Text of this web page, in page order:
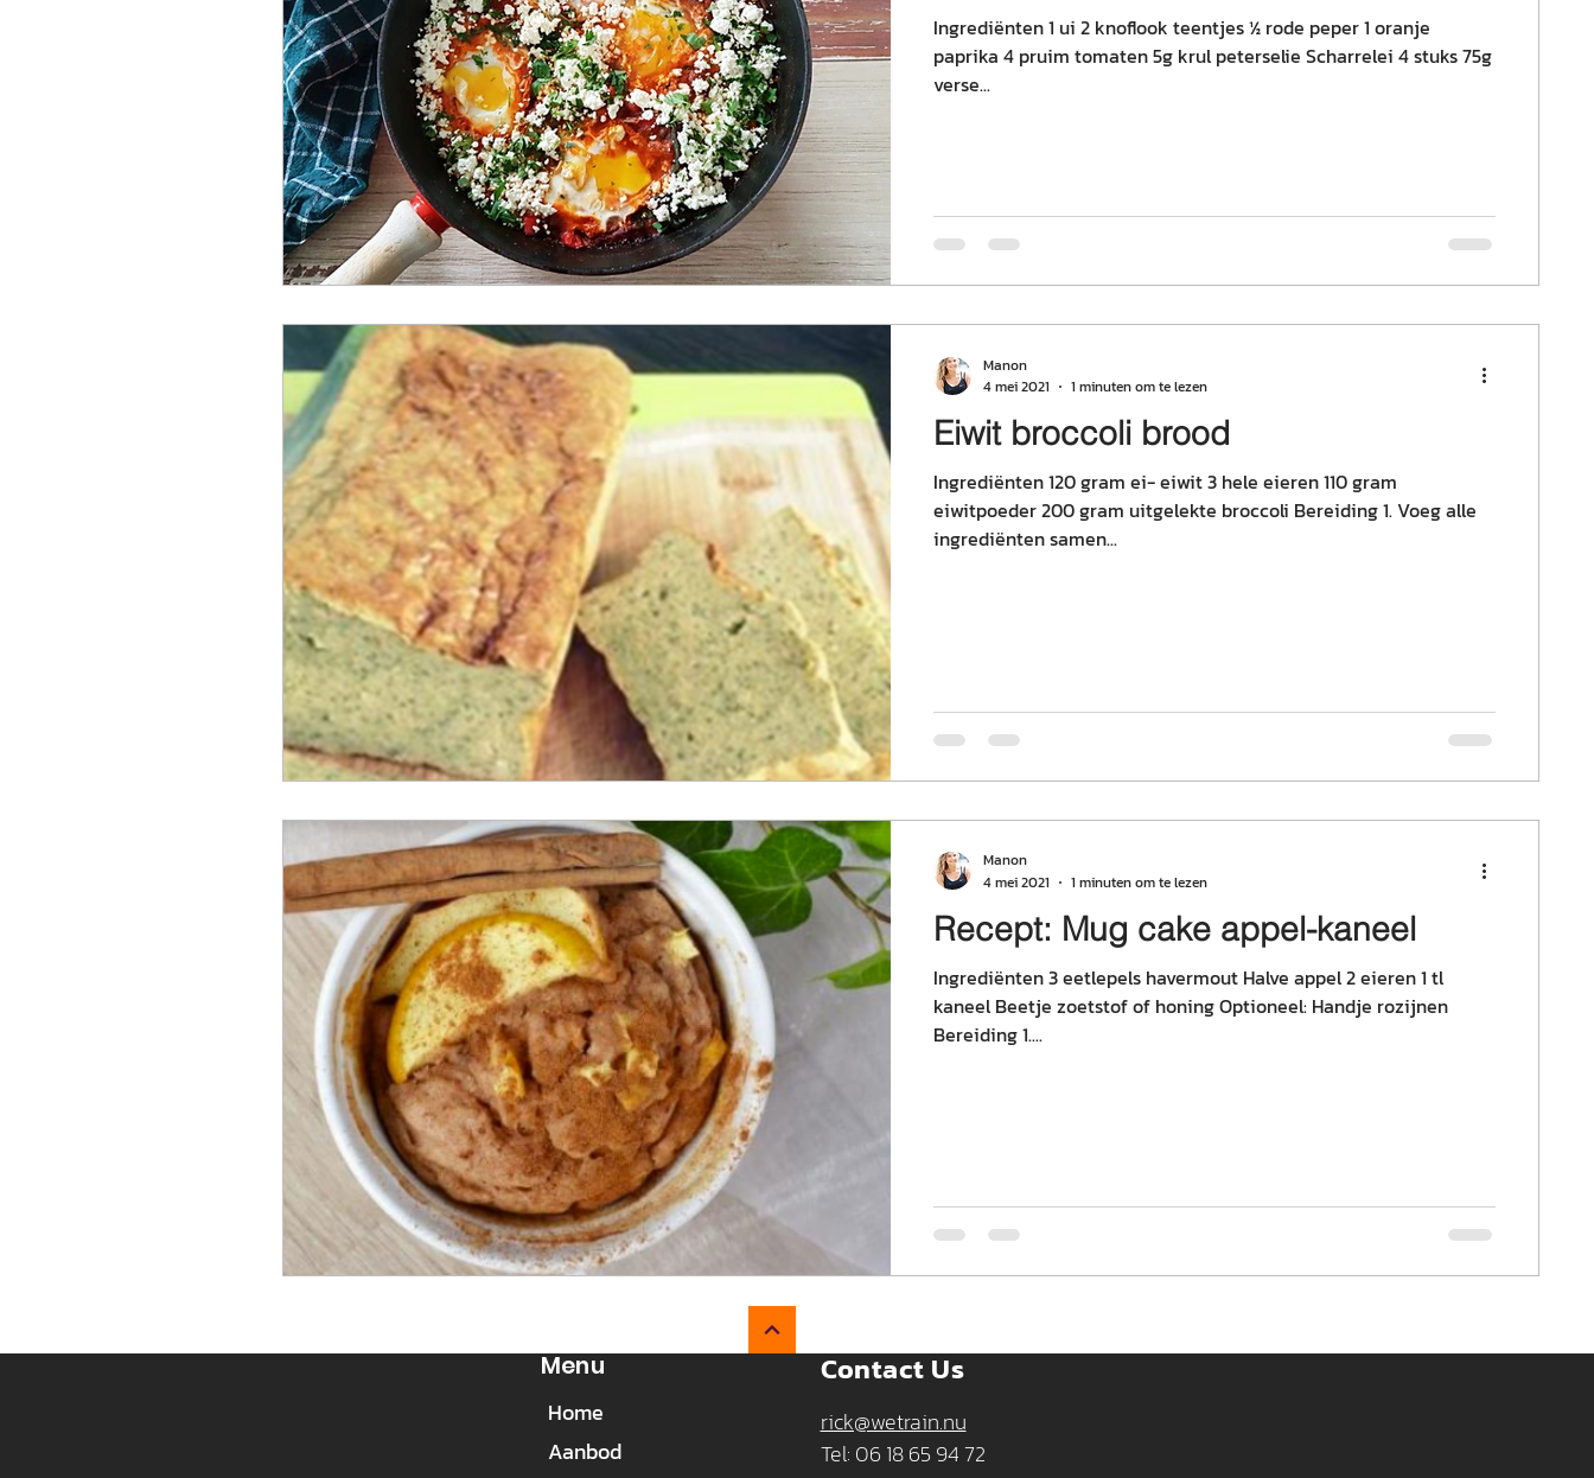
Ingrediënten 1 ui 2 knoflook teentjes ½ rode peper 1 oranje
paprika 4 pruim tomaten 5g krul peterselie Scharrelei 4 stuks 75g
verse...
Eiwit broccoli brood
Ingrediënten 120 gram ei- eiwit 3 hele eieren 110 gram
eiwitpoeder 200 gram uitgelekte broccoli Bereiding 1. Voeg alle
ingrediënten samen...
Manon
4 mei 2021
1 minuten om te lezen
Recept: Mug cake appel-kaneel
Ingrediënten 3 eetlepels havermout Halve appel 2 eieren 1 tl
kaneel Beetje zoetstof of honing Optioneel: Handje rozijnen
Bereiding 1....
Manon
4 mei 2021
1 minuten om te lezen
Menu
Home
Aanbod
Contact Us
rick@wetrain.nu
Tel: 06 18 65 94 72